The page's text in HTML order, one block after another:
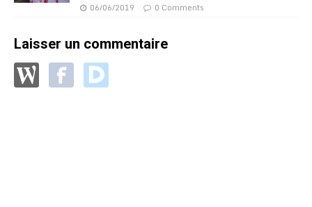
06/06/2019 0 Comments
Laisser un commentaire